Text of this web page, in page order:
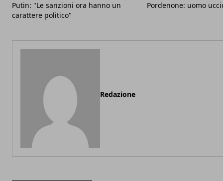
Putin: "Le sanzioni ora hanno un
carattere politico"
Pordenone: uomo
Redazione